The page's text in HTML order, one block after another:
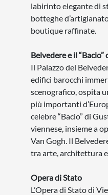
labirinto elegante di
botteghe
boutique raffinate.
Belvedere e il
Il Palazzo del
edifici barocchi
scenografico, ospita
più importanti
celebre “Bacio” di
viennese, insieme a
Van Gogh. Il
tra arte, architettura
Opera di Stato
L’Opera di Stato di